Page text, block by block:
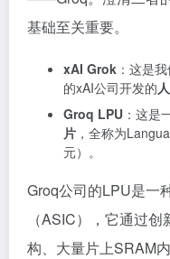
基础至关重要。
xAI Grok ：这是
的xAI公司开发的
Groq LPU ：这是
片 ，全称为
元）。
Groq公司的LPU是一
（ASIC），它通过
构、大量片上SRAM